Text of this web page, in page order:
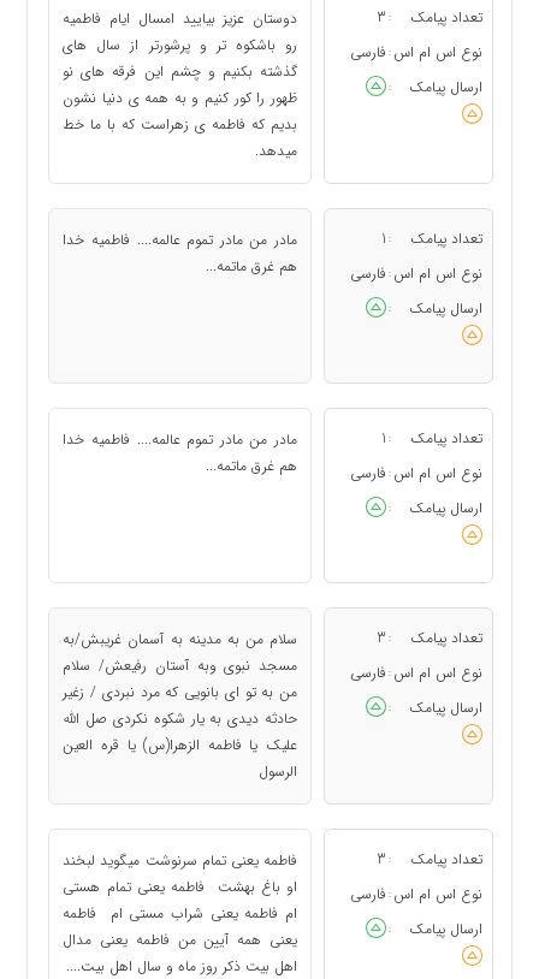
تعداد پیامک :
3
نوع اس ام اس : فارسی
ارسال پیامک
:
دوستان عزیز بیایید امسال ایام فاطمیه
رو باشکوه تر و پرشورتر از سال های
گذشته بکنیم و چشم این فرقه های نو
ظهور را کور کنیم و به همه ی دنیا نشون
بدیم که فاطمه ی زهراست که با ما خط
میدهد.
تعداد پیامک :
1
نوع اس ام اس : فارسی
ارسال پیامک
:
مادر من مادر تموم عالمه.... فاطمیه خدا
هم غرق ماتمه...
تعداد پیامک :
1
نوع اس ام اس : فارسی
ارسال پیامک
:
مادر من مادر تموم عالمه.... فاطمیه خدا
هم غرق ماتمه...
تعداد پیامک :
3
نوع اس ام اس : فارسی
ارسال پیامک
:
سلام من به مدینه به آسمان غریبش/به
مسجد نبوی وبه آستان رفیعش/ سلام
من به تو ای بانویی که مرد نبردی / زغیر
حادثه دیدی به یار شکوه نکردی صل الله
علیک یا فاطمه الزهرا(س) یا قره العین
الرسول
تعداد پیامک :
3
نوع اس ام اس : فارسی
ارسال پیامک
:
فاطمه یعنی تمام سرنوشت میگوید لبخند
او باغ بهشت فاطمه یعنی تمام هستی
ام فاطمه یعنی شراب مستی ام فاطمه
یعنی همه آیین من فاطمه یعنی مدال
اهل بیت ذکر روز ماه و سال اهل بیت....